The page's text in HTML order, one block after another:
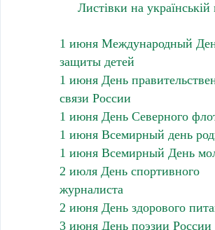
Листівки на українській
1 июня Международный
защиты детей
1 июня День
связи России
1 июня День Северного
1 июня Всемирный день
1 июня Всемирный День
2 июля День спортивного
журналиста
2 июня День здорового
3 июня День поэзии России